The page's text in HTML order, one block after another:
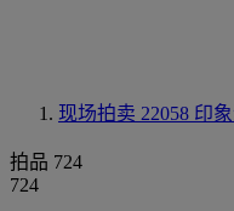
现场拍卖 22058 印
拍品 724
724